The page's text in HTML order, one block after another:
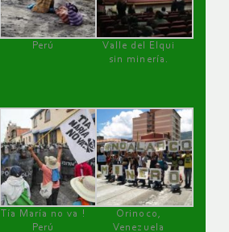
Perú
Valle del Elqui
sin minería.
Tía María no va !
Perú
Orinoco,
Venezuela